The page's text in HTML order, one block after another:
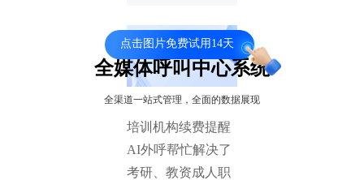
全媒体呼叫中心系统
全渠道一站式管理，全面的数据展现
点击图片免费试用14天
培训机构续费提醒
AI外呼帮忙解决了
考研、教资成人职